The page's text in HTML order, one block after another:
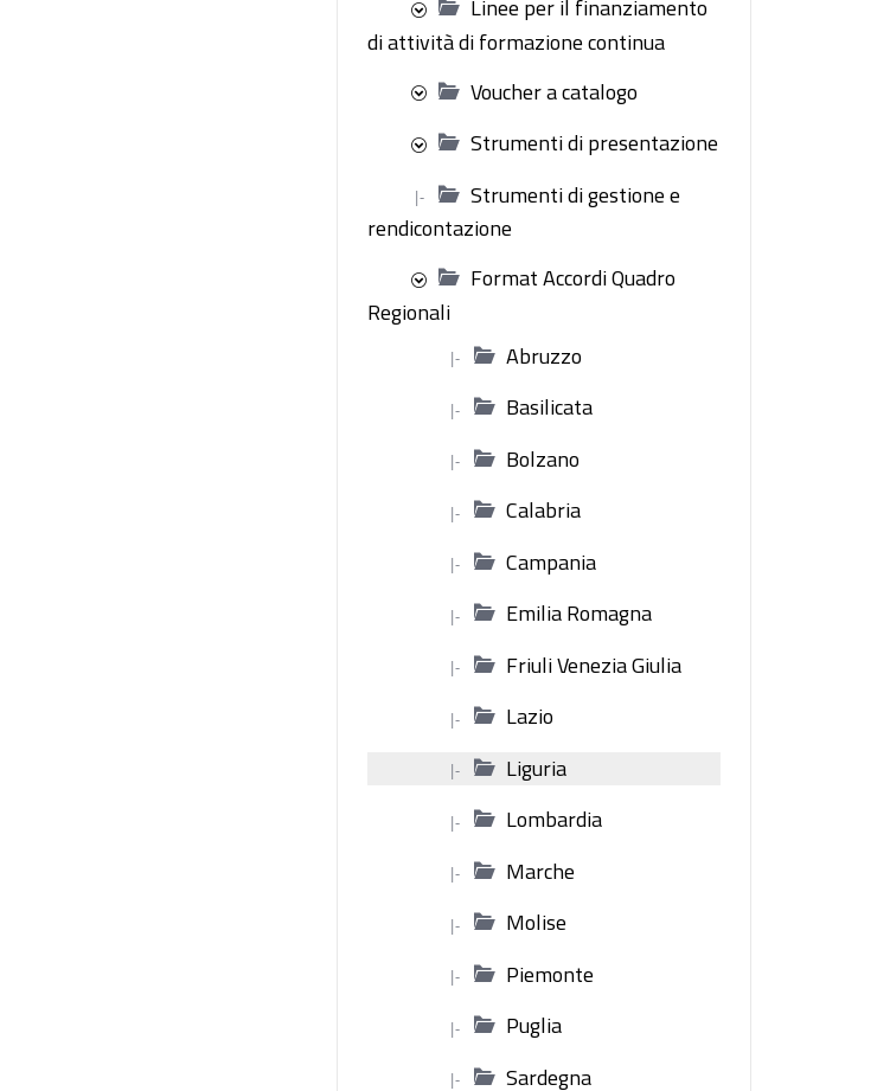
Linee per il finanziamento
di attività di formazione continua
Voucher a catalogo
Strumenti di presentazione
|-
Strumenti di gestione e
rendicontazione
Format Accordi Quadro
Regionali
|- Abruzzo
|- Basilicata
|- Bolzano
|- Calabria
|- Campania
|- Emilia Romagna
|- Friuli Venezia Giulia
|- Lazio
|- Liguria
|- Lombardia
|- Marche
|- Molise
|- Piemonte
|- Puglia
|- Sardegna